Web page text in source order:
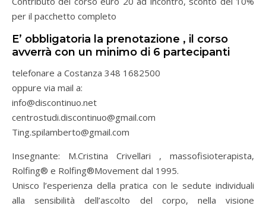
per il pacchetto completo
E’ obbligatoria la prenotazione , il corso
avverrà con un minimo di 6 partecipanti
telefonare a Costanza 348 1682500
oppure via mail a:
info@discontinuo.net
centrostudi.discontinuo@gmail.com
Ting.spilamberto@gmail.com
Insegnante: M.Cristina Crivellari , massofisioterapista,
Rolfing® e Rolfing®Movement dal 1995.
Unisco l’esperienza della pratica con le sedute individuali
alla sensibilità dell’ascolto del corpo, nella visione